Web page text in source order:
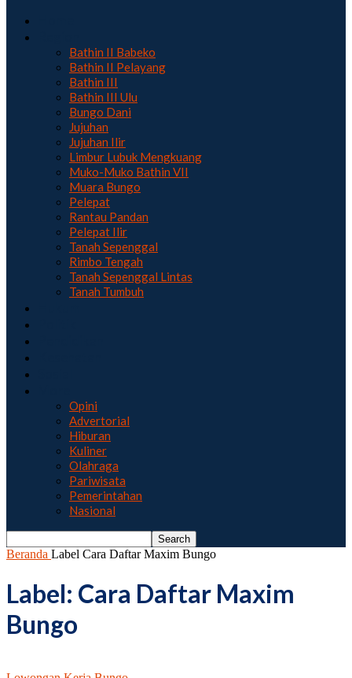
Bathin II Babeko
Bathin II Pelayang
Bathin III
Bathin III Ulu
Bungo Dani
Jujuhan
Jujuhan Ilir
Limbur Lubuk Mengkuang
Muko-Muko Bathin VII
Muara Bungo
Pelepat
Rantau Pandan
Pelepat Ilir
Tanah Sepenggal
Rimbo Tengah
Tanah Sepenggal Lintas
Tanah Tumbuh
Opini
Advertorial
Hiburan
Kuliner
Olahraga
Pariwisata
Pemerintahan
Nasional
Beranda Label Cara Daftar Maxim Bungo
Label: Cara Daftar Maxim
Bungo